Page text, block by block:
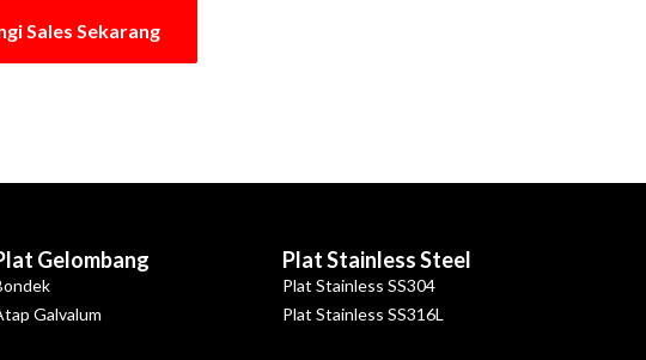
Sales Sekarang
Gelombang
Galvalum
Plat Stainless Steel
Plat Stainless SS304
Plat Stainless SS316L